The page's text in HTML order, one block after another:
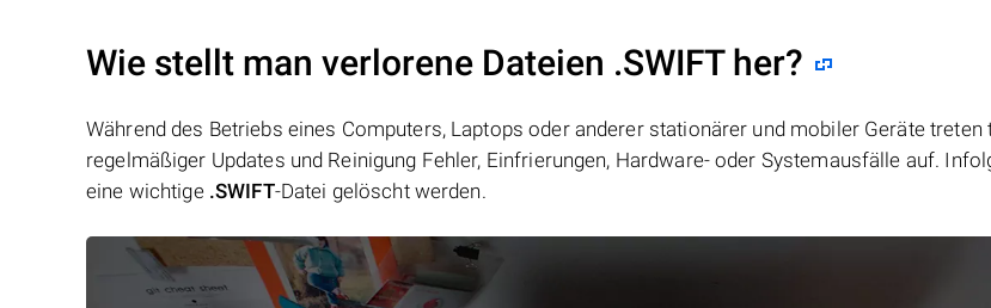
Wie stellt man verlorene Dateien .SWIFT her?
Während des Betriebs eines Computers, Laptops oder anderer stationärer und mobiler Geräte treten
regelmäßiger Updates und Reinigung Fehler, Einfrierungen, Hardware- oder Systemausfälle auf.
eine wichtige .SWIFT-Datei gelöscht werden.